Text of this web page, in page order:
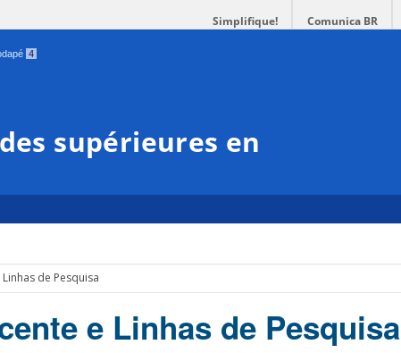
Simplifique! Comunica BR
4
supérieures en
de Pesquisa
e Linhas de Pesquisa